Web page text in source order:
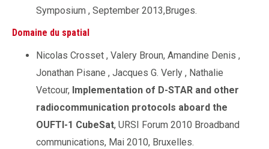
Symposium , September 2013,Bruges.
Domaine du spatial
Nicolas Crosset , Valery Broun, Amandine Denis ,
Jonathan Pisane , Jacques G. Verly , Nathalie
Vetcour, Implementation of D-STAR and other
radiocommunication protocols aboard the
OUFTI-1 CubeSat, URSI Forum 2010 Broadband
communications, Mai 2010, Bruxelles.